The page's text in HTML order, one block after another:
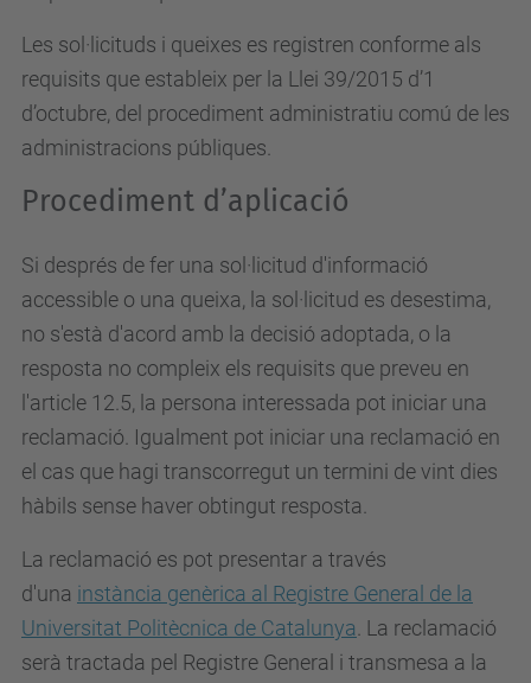
Les sol·licituds i queixes es registren conforme als
requisits que estableix per la Llei 39/2015 d’1
d’octubre, del procediment administratiu comú de les
administracions públiques.
Procediment d’aplicació
Si després de fer una sol·licitud d'informació
accessible o una queixa, la sol·licitud es desestima,
no s'està d'acord amb la decisió adoptada, o la
resposta no compleix els requisits que preveu en
l'article 12.5, la persona interessada pot iniciar una
reclamació. Igualment pot iniciar una reclamació en
el cas que hagi transcorregut un termini de vint dies
hàbils sense haver obtingut resposta.
La reclamació es pot presentar a través
d'una instància genèrica al Registre General de la
Universitat Politècnica de Catalunya . La reclamació
serà tractada pel Registre General i transmesa a la